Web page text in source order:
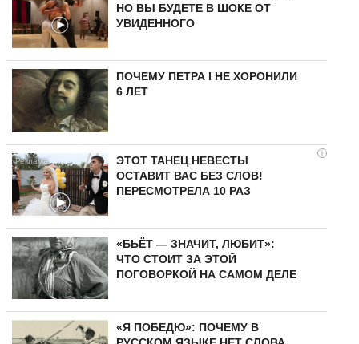
НО ВЫ БУДЕТЕ В ШОКЕ ОТ
УВИДЕННОГО
ПОЧЕМУ ПЕТРА I НЕ ХОРОНИЛИ
6 ЛЕТ
i
ЭТОТ ТАНЕЦ НЕВЕСТЫ
ОСТАВИТ ВАС БЕЗ СЛОВ!
ПЕРЕСМОТРЕЛА 10 РАЗ
«БЬЁТ — ЗНАЧИТ, ЛЮБИТ»:
ЧТО СТОИТ ЗА ЭТОЙ
ПОГОВОРКОЙ НА САМОМ ДЕЛЕ
«Я ПОБЕДЮ»: ПОЧЕМУ В